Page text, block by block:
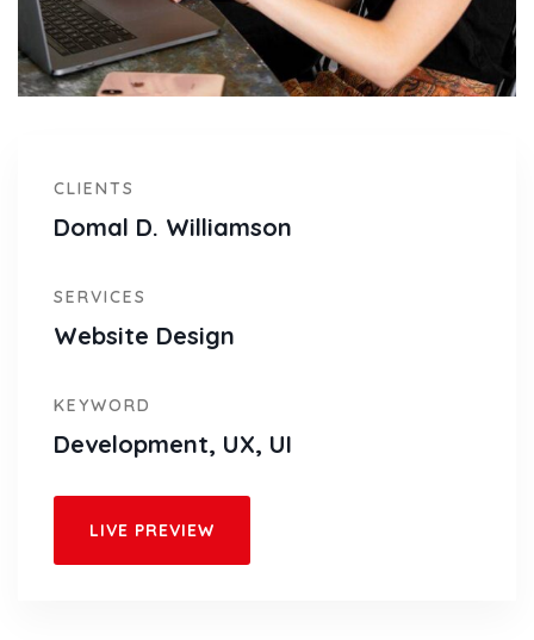
CLIENTS
Domal D. Williamson
SERVICES
Website Design
KEYWORD
Development, UX, UI
LIVE PREVIEW